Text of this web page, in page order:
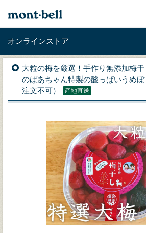
オンラインストア
大粒の梅を厳選！手作り無添加梅
のばあちゃん特製の酸っぱいうめ
注文不可）
産地直送